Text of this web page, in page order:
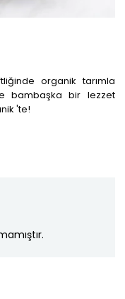
organik tarımla
bambaşka bir lezzet
'te!